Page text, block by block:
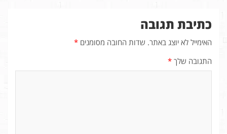
כתיבת תגובה
האימייל לא יוצג באתר. שדות החובה מסומנים *
התגובה שלך *